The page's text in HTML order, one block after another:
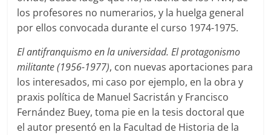
los profesores no numerarios, y la huelga general
por ellos convocada durante el curso 1974-1975.
El antifranquismo en la universidad. El protagonismo
militante (1956-1977), con nuevas aportaciones para
los interesados, mi caso por ejemplo, en la obra y
praxis política de Manuel Sacristán y Francisco
Fernández Buey, toma pie en la tesis doctoral que
el autor presentó en la Facultad de Historia de la